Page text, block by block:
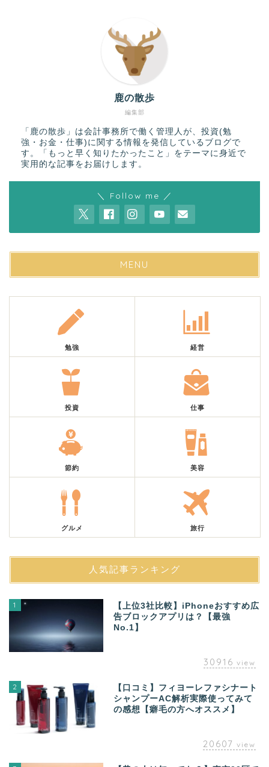
編集部
鹿の散歩
「鹿の散歩」は会計事務所で働く管理人が、投資(勉
強・お金・仕事)に関する情報を発信しているブログで
す。「もっと早く知りたかったこと」をテーマに身近で
実用的な記事をお届けします。
＼ Follow me ／
MENU
勉強 経営
投資 仕事
節約 美容
グルメ 旅行
人気記事ランキング
1
【上位3社比較】iPhoneおすすめ広
告ブロックアプリは？【最強
No.1】
30916 view
2
【口コミ】フィヨーレファシナート
シャンプーAC解析実際使ってみて
の感想【癖毛の方へオススメ】
20607 view